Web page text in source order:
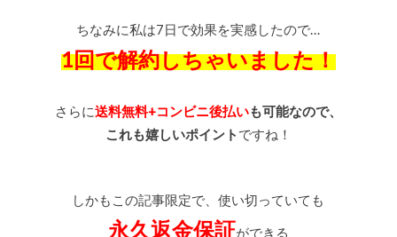
ちなみに私は7日で効果を実感したので…
1回で解約しちゃいました！
さらに送料無料+コンビニ後払いも可能なので、
これも嬉しいポイント ですね！
しかもこの記事限定で、使い切っていても
永久返金保証ができる